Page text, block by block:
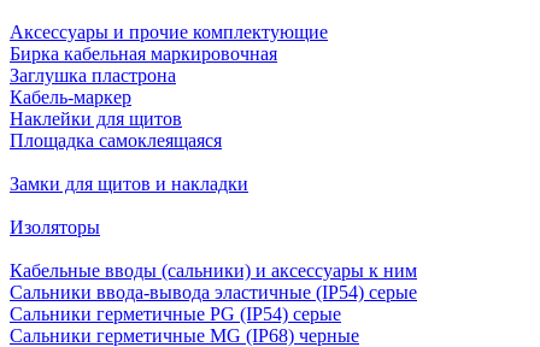
Аксессуары и прочие комплектующие
Бирка кабельная маркировочная
Заглушка пластрона
Кабель-маркер
Наклейки для щитов
Площадка самоклеящаяся
Замки для щитов и накладки
Изоляторы
Кабельные вводы (сальники) и аксессуары к ним
Сальники ввода-вывода эластичные (IP54) серые
Сальники герметичные PG (IP54) серые
Сальники герметичные MG (IP68) черные